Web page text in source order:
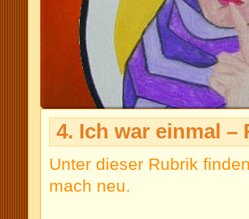
4. Ich war einmal
Unter dieser Rubrik
mach neu.